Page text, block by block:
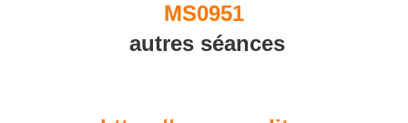
MS0951
autres séances